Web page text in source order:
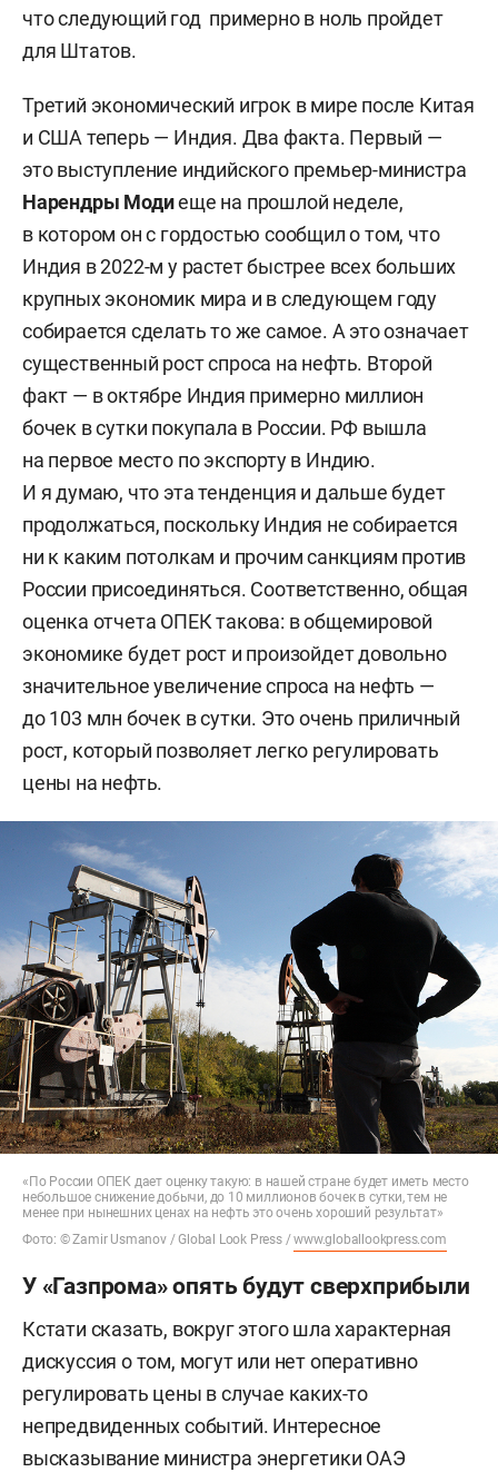
что следующий год примерно в ноль пройдет
для Штатов.
Третий экономический игрок в мире после Китая
и США теперь — Индия. Два факта. Первый —
это выступление индийского премьер-министра
Нарендры Модиеще на прошлой неделе,
в котором он с гордостью сообщил о том, что
Индия в 2022-м у растет быстрее всех больших
крупных экономик мира и в следующем году
собирается сделать то же самое. А это означает
существенный рост спроса на нефть. Второй
факт — в октябре Индия примерно миллион
бочек в сутки покупала в России. РФ вышла
на первое место по экспорту в Индию.
И я думаю, что эта тенденция и дальше будет
продолжаться, поскольку Индия не собирается
ни к каким потолкам и прочим санкциям против
России присоединяться. Соответственно, общая
оценка отчета ОПЕК такова: в общемировой
экономике будет рост и произойдет довольно
значительное увеличение спроса на нефть —
до 103 млн бочек в сутки. Это очень приличный
рост, который позволяет легко регулировать
цены на нефть.
«По России ОПЕК дает оценку такую: в нашей стране будет иметь место
небольшое снижение добычи, до 10 миллионов бочек в сутки, тем не
менее при нынешних ценах на нефть это очень хороший результат»
Фото: © Zamir Usmanov / Global Look Press /www.globallookpress.com
У «Газпрома» опять будут сверхприбыли
Кстати сказать, вокруг этого шла характерная
дискуссия о том, могут или нет оперативно
регулировать цены в случае каких-то
непредвиденных событий. Интересное
высказывание министра энергетики ОАЭ